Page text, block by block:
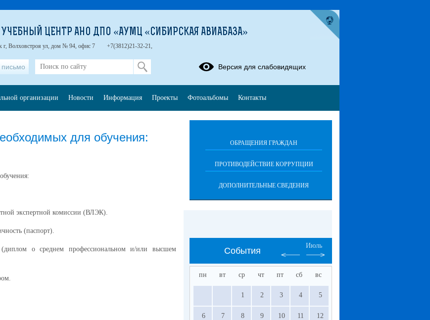
для обучения:
экспертной комиссии (ВЛЭК).
(паспорт).
о среднем профессиональном и/или высшем
ОБРАЩЕНИЯ ГРАЖДАН
ПРОТИВОДЕЙСТВИЕ КОРРУПЦИИ
ДОПОЛНИТЕЛЬНЫЕ СВЕДЕНИЯ
События
Июль
пн вт ср чт пт сб вс
1 2 3 4 5
6 7 8 9 10 11 12
ЦЕНТР АНО ДПО «АУМЦ «СИБИРСКАЯ АВИАБАЗА»
Волховстроя ул, дом № 94, офис 7 +7(3812)21-32-21,
письмо Версия для слабовидящих
организации Новости Информация Проекты Фотоальбомы Контакты